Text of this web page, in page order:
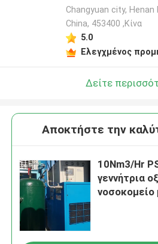
Changyuan city, Henan
China, 453400 ,Κίνα
5.0
Ελεγχμένος
Δείτε
Αποκτήστε την
10Nm3/Hr
γεννήτρια